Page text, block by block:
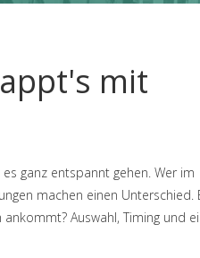
mit
ganz entspannt gehen. Wer im
machen einen Unterschied.
Auswahl, Timing und